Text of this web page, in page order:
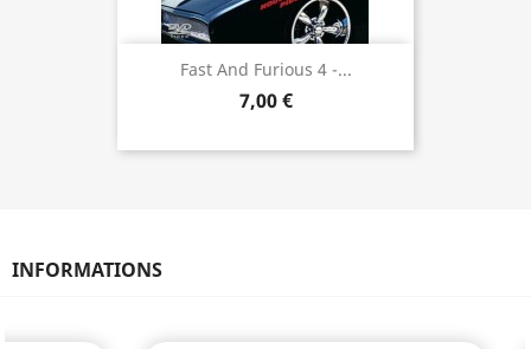
Fast And Furious 4 -...
7,00 €
INFORMATIONS